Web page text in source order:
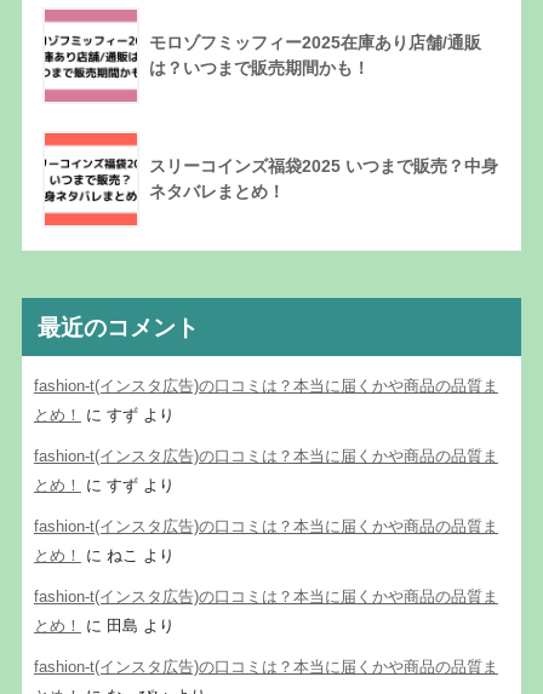
モロゾフミッフィー2025在庫あり店舗/通販
は？いつまで販売期間かも！
スリーコインズ福袋2025 いつまで販売？中身
ネタバレまとめ！
最近のコメント
fashion-t(インスタ広告)の口コミは？本当に届くかや商品の品質ま
とめ！
に すずより
fashion-t(インスタ広告)の口コミは？本当に届くかや商品の品質ま
とめ！
に すずより
fashion-t(インスタ広告)の口コミは？本当に届くかや商品の品質ま
とめ！
に ねこ より
fashion-t(インスタ広告)の口コミは？本当に届くかや商品の品質ま
とめ！
に 田島 より
fashion-t(インスタ広告)の口コミは？本当に届くかや商品の品質ま